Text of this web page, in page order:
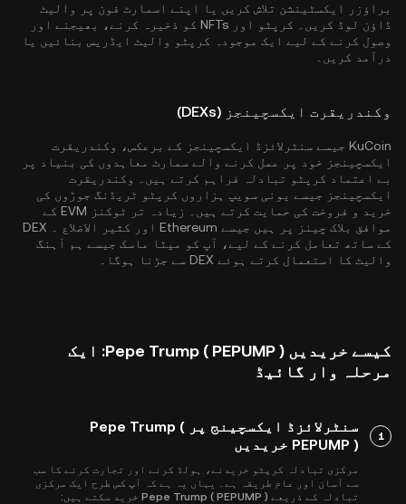
براؤزر ایکسٹینشن تلاش کریں یا اپنے اسمارٹ فون پر والیٹ
ڈاؤن لوڈ کریں۔ کرپٹو اور NFTs کو ذخیرہ کرنے، بھیجنے اور
وصول کرنے کے لیے ایک موجودہ کرپٹو والیٹ ایڈریس بنائیں یا
درآمد کریں۔
وکندریقرت ایکسچینجز (DEXs)
KuCoin جیسے سنٹرلائزڈ ایکسچینجز کے برعکس، وکندریقرت
ایکسچینجز خود پر عمل کرنے والے سمارٹ معاہدوں کی بنیاد پر
بے اعتماد کرپٹو تبادلہ فراہم کرتے ہیں۔ وکندریقرت
ایکسچینجز جیسے یونی سویپ ہزاروں کرپٹو ٹریڈنگ جوڑوں کی
خرید و فروخت کی حمایت کرتے ہیں۔ زیادہ تر ٹوکنز EVM کے
موافق بلاک چینز پر ہیں جیسے Ethereum اور کثیر الاضلاع
۔ DEX
کے ساتھ تعامل کرنے کے لیے، آپ کو میٹا ماسک جیسے ہم آہنگ
والیٹ کا استعمال کرتے ہوئے DEX سے جڑنا ہوگا۔
کیسے خریدیں Pepe Trump ( PEPUMP ): ایک
مرحلہ وار گائیڈ
1
سنٹرلائزڈ ایکسچینج پر Pepe Trump (
PEPUMP ) خریدیں
مرکزی تبادلہ کرپٹو خریدنے، ہولڈ کرنے اور تجارت کرنے کا سب
سے آسان اور عام طریقہ ہے۔ یہاں یہ ہے کہ آپ کس طرح ایک مرکزی
تبادلہ کے ذریعے Pepe Trump ( PEPUMP ) خرید سکتے ہیں: